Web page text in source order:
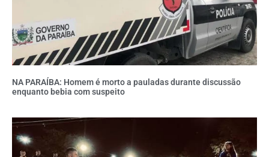
NA PARAÍBA: Homem é morto a pauladas durante discussão
enquanto bebia com suspeito